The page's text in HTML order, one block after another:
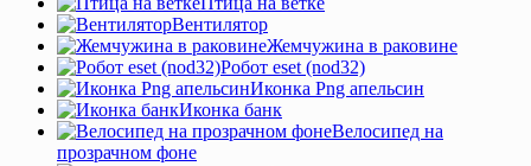
Вентилятор
Жемчужина в раковине
Робот eset (nod32)
Иконка Png апельсин
Иконка банк
Велосипед на
прозрачном фоне